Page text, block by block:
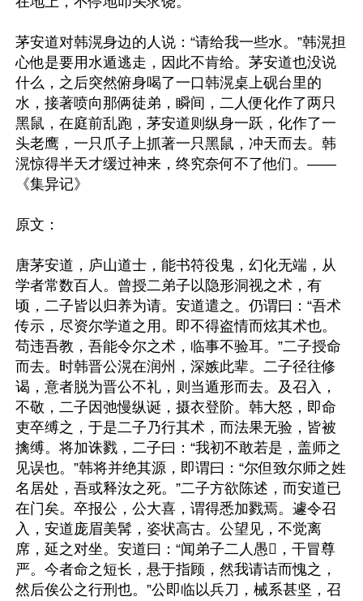
茅安道对韩滉身边的人说：“请给我一些水。”韩滉担
心他是要用水遁逃走，因此不肯给。茅安道也没说
什么，之后突然俯身喝了一口韩滉桌上砚台里的
水，接著喷向那俩徒弟，瞬间，二人便化作了两只
黑鼠，在庭前乱跑，茅安道则纵身一跃，化作了一
头老鹰，一只爪子上抓著一只黑鼠，冲天而去。韩
滉惊得半天才缓过神来，终究奈何不了他们。——
《集异记》
原文：
唐茅安道，庐山道士，能书符役鬼，幻化无端，从
学者常数百人。曾授二弟子以隐形洞视之术，有
顷，二子皆以归养为请。安道遣之。仍谓曰：“吾术
传示，尽资尔学道之用。即不得盗情而炫其术也。
苟违吾教，吾能令尔之术，临事不验耳。”二子授命
而去。时韩晋公滉在润州，深嫉此辈。二子径往修
谒，意者脱为晋公不礼，则当遁形而去。及召入，
不敬，二子因弛慢纵诞，摄衣登阶。韩大怒，即命
吏卒缚之，于是二子乃行其术，而法果无验，皆被
擒缚。将加诛戮，二子曰：“我初不敢若是，盖师之
见误也。”韩将并绝其源，即谓曰：“尔但致尔师之姓
名居处，吾或释汝之死。”二子方欲陈述，而安道已
在门矣。卒报公，公大喜，谓得悉加戮焉。遽令召
入，安道庞眉美髯，姿状高古。公望见，不觉离
席，延之对坐。安道曰：“闻弟子二人愚𫘤，干冒尊
严。今者命之短长，悬于指顾，然我请诘而愧之，
然后俟公之行刑也。”公即临以兵刀，械系甚坚，召